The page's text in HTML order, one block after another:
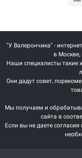
"У Валерончика" -
в Москве,
Наши специалисты такие
Они дадут совет,
Мы получаем и
сайта в
Если вы не даете